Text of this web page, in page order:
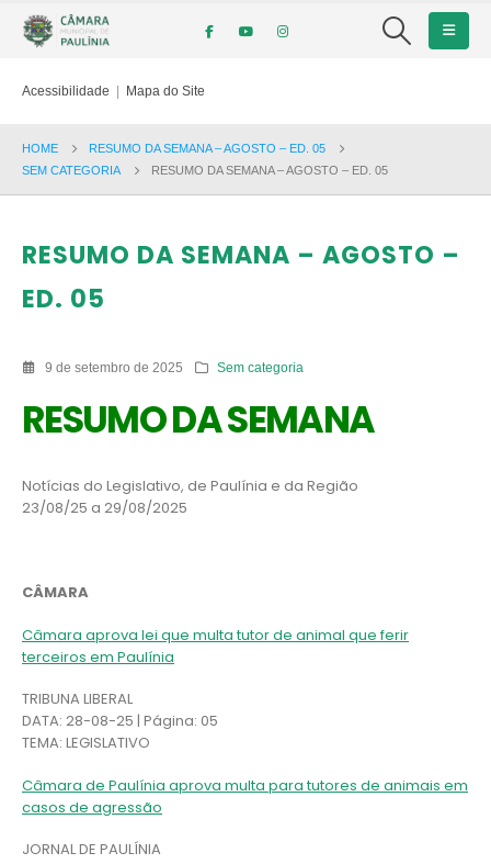
Acessibilidade | Mapa do Site
HOME
RESUMO DA SEMANA – AGOSTO – ED. 05
SEM CATEGORIA
RESUMO DA SEMANA – AGOSTO – ED. 05
RESUMO DA SEMANA – AGOSTO –
ED. 05
9 de setembro de 2025 Sem categoria
RESUMO DA SEMANA
Notícias do Legislativo, de Paulínia e da Região
23/08/25 a 29/08/2025
CÂMARA
Câmara aprova lei que multa tutor de animal que ferir
terceiros em Paulínia
TRIBUNA LIBERAL
DATA: 28-08-25 | Página: 05
TEMA: LEGISLATIVO
Câmara de Paulínia aprova multa para tutores de animais em
casos de agressão
JORNAL DE PAULÍNIA